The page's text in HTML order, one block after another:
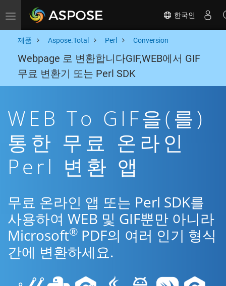
Toggle navigation 한국인
제품 Aspose.Total Perl Conversion
Webpage 로 변환합니다GIF,WEB에서 GIF
무료 변환기 또는 Perl SDK
WEB To GIF을(를)
통한 무료 온라인
Perl 변환 앱
무료 온라인 앱 또는 Perl SDK를
사용하여 WEB 및 GIF뿐만 아니라
Microsoft® PDF의 여러 인기 형식
간에 변환하세요.